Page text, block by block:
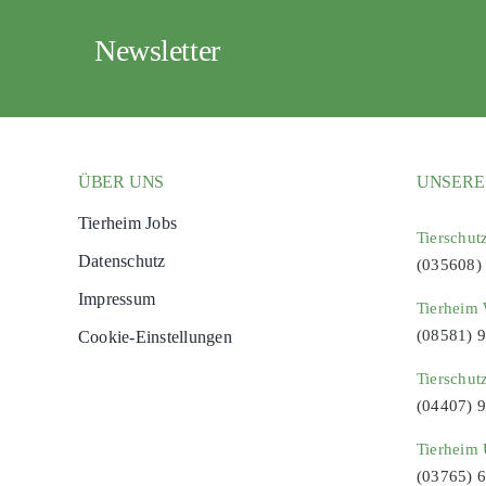
Newsletter
ÜBER UNS
Tierheim Jobs
Datenschutz
Impressum
Cookie-Einstellungen
(035608)
Tierheim
(08581)
(04407)
Tierheim
(03765)